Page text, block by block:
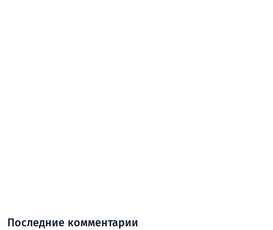
Последние комментарии